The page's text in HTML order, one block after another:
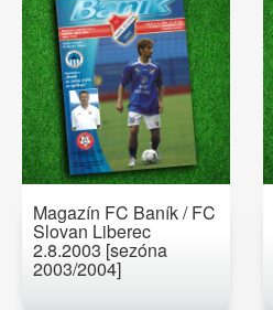
Magazín FC Baník / FC
Slovan Liberec
2.8.2003 [sezóna
2003/2004]